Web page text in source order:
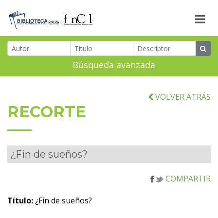
Búsqueda avanzada
VOLVER ATRÁS
RECORTE
¿Fin de sueños?
COMPARTIR
Título:¿Fin de sueños?